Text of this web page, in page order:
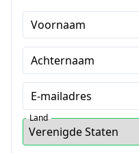
Voornaam
Achternaam
E-mailadres
Land